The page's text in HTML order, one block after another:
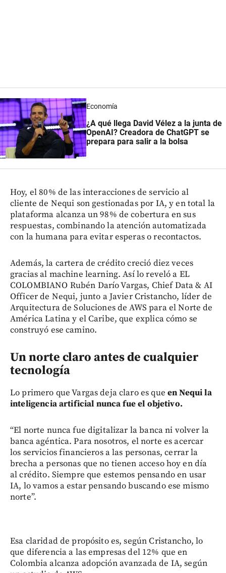
Economía
¿A qué llega David Vélez a la junta de
OpenAI? Creadora de ChatGPT se
prepara para salir a la bolsa
Hoy, el 80% de las interacciones de servicio al
cliente de Nequi son gestionadas por IA, y en total la
plataforma alcanza un 98% de cobertura en sus
respuestas, combinando la atención automatizada
con la humana para evitar esperas o recontactos.
Además, la cartera de crédito creció diez veces
gracias al machine learning. Así lo reveló a EL
COLOMBIANO Rubén Darío Vargas, Chief Data & AI
Officer de Nequi, junto a Javier Cristancho, líder de
Arquitectura de Soluciones de AWS para el Norte de
América Latina y el Caribe, que explica cómo se
construyó ese camino.
Un norte claro antes de cualquier
tecnología
Lo primero que Vargas deja claro es que en Nequi la
inteligencia artificial nunca fue el objetivo.
“El norte nunca fue digitalizar la banca ni volver la
banca agéntica. Para nosotros, el norte es acercar
los servicios financieros a las personas, cerrar la
brecha a personas que no tienen acceso hoy en día
al crédito. Siempre que estemos pensando en usar
IA, lo vamos a estar pensando buscando ese mismo
norte”.
Esa claridad de propósito es, según Cristancho, lo
que diferencia a las empresas del 12% que en
Colombia alcanza adopción avanzada de IA, según